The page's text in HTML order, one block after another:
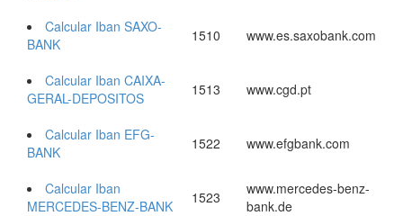
Calcular Iban SAXO-
BANK
1510 www.es.saxobank.com
Calcular Iban CAIXA-
GERAL-DEPOSITOS
1513 www.cgd.pt
Calcular Iban EFG-
BANK
1522 www.efgbank.com
Calcular Iban
MERCEDES-BENZ-BANK
1523
www.mercedes-benz-
bank.de